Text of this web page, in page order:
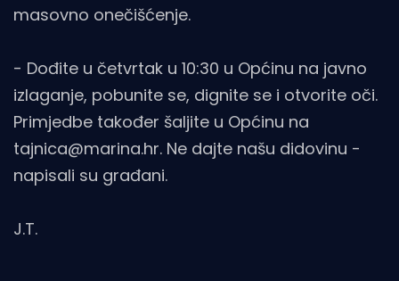
masovno onečišćenje.
- Dođite u četvrtak u 10:30 u Općinu na javno
izlaganje, pobunite se, dignite se i otvorite oči.
Primjedbe također šaljite u Općinu na
tajnica@marina.hr. Ne dajte našu didovinu -
napisali su građani.
J.T.